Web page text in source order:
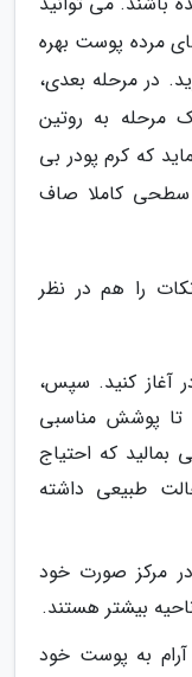
مرده پوست بهره
در مرحله بعدی،
مرحله به روتین
که کرم پودر بی
کاملا صاف
را هم در نظر
آغاز کنید. سپس،
تا پوشش مناسبی
بمالید که احتیاج
طبیعی داشته
مرکز صورت خود
بیشتر هستند.
به پوست خود